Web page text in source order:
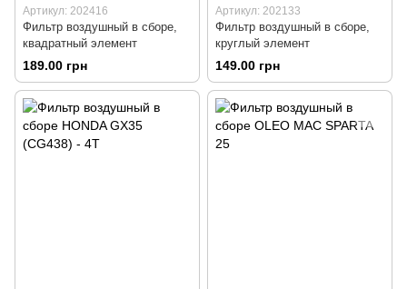
Артикул: 202416
Фильтр воздушный в сборе,
квадратный элемент
189.00 грн
Артикул: 202133
Фильтр воздушный в сборе,
круглый элемент
149.00 грн